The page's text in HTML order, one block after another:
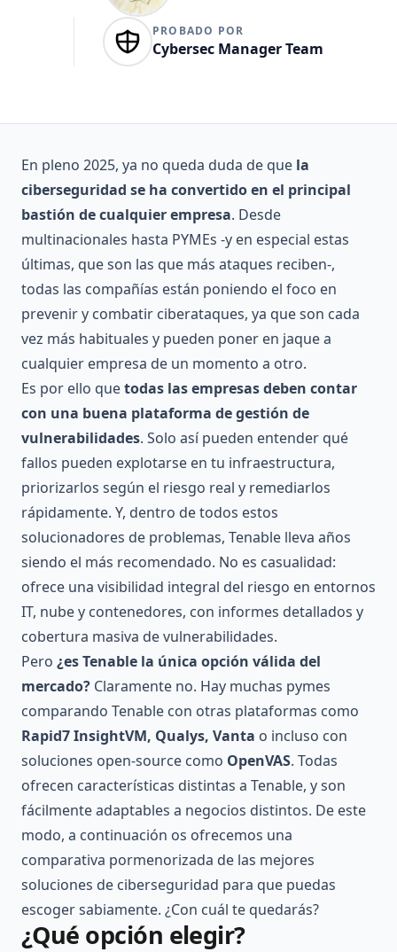
PROBADO POR
Cybersec Manager Team
En pleno 2025, ya no queda duda de que la
ciberseguridad se ha convertido en el principal
bastión de cualquier empresa. Desde
multinacionales hasta PYMEs -y en especial estas
últimas, que son las que más ataques reciben-,
todas las compañías están poniendo el foco en
prevenir y combatir ciberataques, ya que son cada
vez más habituales y pueden poner en jaque a
cualquier empresa de un momento a otro.
Es por ello quetodas las empresas deben contar
con una buena plataforma de gestión de
vulnerabilidades. Solo así pueden entender qué
fallos pueden explotarse en tu infraestructura,
priorizarlos según el riesgo real y remediarlos
rápidamente. Y, dentro de todos estos
solucionadores de problemas, Tenable lleva años
siendo el más recomendado. No es casualidad:
ofrece una visibilidad integral del riesgo en entornos
IT, nube y contenedores, con informes detallados y
cobertura masiva de vulnerabilidades.
Pero ¿es Tenable la única opción válida del
mercado? Claramente no. Hay muchas pymes
comparando Tenable con otras plataformas como
Rapid7 InsightVM, Qualys, Vanta o incluso con
soluciones open-source como OpenVAS. Todas
ofrecen características distintas a Tenable, y son
fácilmente adaptables a negocios distintos. De este
modo, a continuación os ofrecemos una
comparativa pormenorizada de las mejores
soluciones de ciberseguridad para que puedas
escoger sabiamente. ¿Con cuál te quedarás?
¿Qué opción elegir?